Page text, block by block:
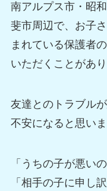
南アルプス市・昭
斐市周辺で、お子
まれている保護者
いただくことがあり
友達とのトラブル
不安になると思いま
「うちの子が悪いの
「相手の子に申し訳